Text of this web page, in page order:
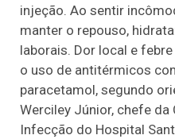
injeção. Ao sentir
manter o repouso,
laborais. Dor local e
o uso de antitérmicos
paracetamol, segundo
Werciley Júnior, chefe
Infecção do Hospital